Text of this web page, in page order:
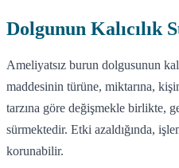
Dolgunun Kalıcılık
Ameliyatsız burun dolgusunun
maddesinin türüne, miktarına,
tarzına göre değişmekle birlikte,
sürmektedir. Etki azaldığında,
korunabilir.